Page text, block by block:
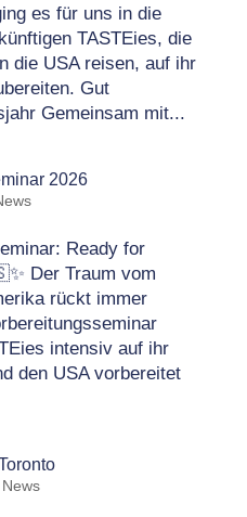
es für uns in die
TASTEies, die
die USA reisen, auf ihr
Gut
Gemeinsam mit...
2026
Ready for
Der Traum vom
rückt immer
intensiv auf ihr
den USA vorbereitet
News